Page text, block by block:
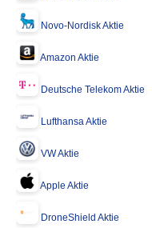
Novo-Nordisk Aktie
Amazon Aktie
Deutsche Telekom Aktie
Lufthansa Aktie
VW Aktie
Apple Aktie
DroneShield Aktie